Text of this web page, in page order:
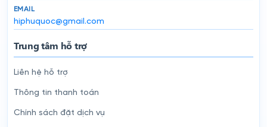
EMAIL
hiphuquoc@gmail.com
Trung tâm hỗ trợ
Liên hệ hỗ trợ
Thông tin thanh toán
Chính sách đặt dịch vụ